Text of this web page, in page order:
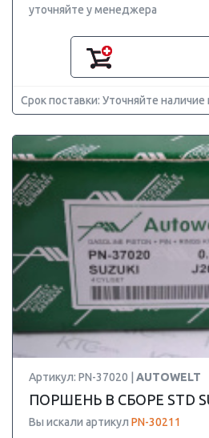
уточняйте у менеджера
Срок поставки: Уточняйте наличие
Артикул: PN-37020 | AUTOWELT
ПОРШЕНЬ В СБОРЕ STD
Вы искали артикул PN-30211